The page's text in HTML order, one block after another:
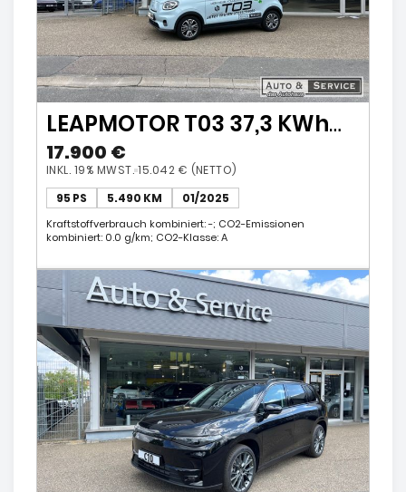
LEAPMOTOR T03 37,3 KWh
EV Panorama Navi ACC
Klimaautom
17.900 €
INKL. 19% MWST. 15.042 € (NETTO)
95 PS
5.490 KM 01/2025
Kraftstoffverbrauch kombiniert: -; CO2-Emissionen
kombiniert: 0.0 g/km; CO2-Klasse: A